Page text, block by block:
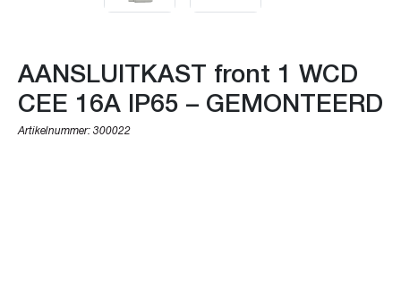
AANSLUITKAST front 1 WCD
CEE 16A IP65 – GEMONTEERD
Artikelnummer:300022